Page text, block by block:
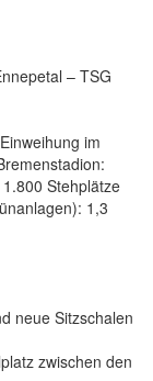
– TSG
im
Stehplätze
1,3
neue Sitzschalen
zwischen den